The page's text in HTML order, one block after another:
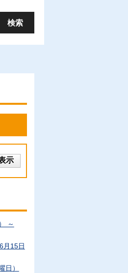
～
月15日
）